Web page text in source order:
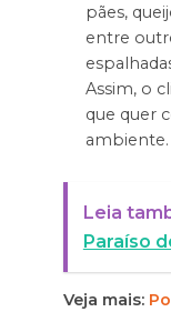
pães,
entre
Assim, o
que quer
ambiente.
Leia
Paraíso
Veja mais: